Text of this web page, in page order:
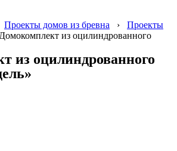
Проекты домов из бревна › Проекты
Домокомплект из оцилиндрованного
из оцилиндрованного